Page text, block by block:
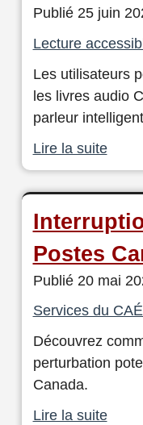
Publié 25 juin
Lecture
Les utilisateurs
les livres audio
parleur
Lire la suite
Postes
Publié 20 mai
Services du
Découvrez
perturbation
Canada.
Lire la suite